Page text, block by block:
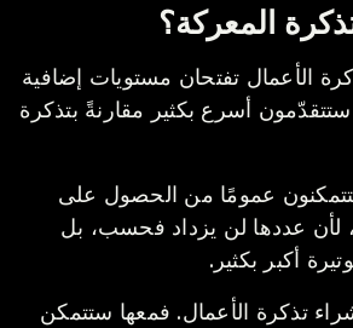
المعركة؟
الأعمال تفتحان مستويات إضافية
أسرع بكثير مقارنةً بتذكرة
عمومًا من الحصول على
لأن عددها لن يزداد فحسب، بل
أكبر بكثير.
تذكرة الأعمال. فمعها ستتمكن